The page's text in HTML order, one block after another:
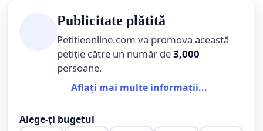
Publicitate plătită
Petitieonline.com va promova această
petiție către un număr de3,000
persoane.
Aflați mai multe informații...
Alege-ți bugetul